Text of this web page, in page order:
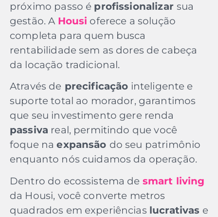
próximo passo é profissionalizar sua
gestão. A Housi oferece a solução
completa para quem busca
rentabilidade sem as dores de cabeça
da locação tradicional.
Através de precificação inteligente e
suporte total ao morador, garantimos
que seu investimento gere renda
passiva real, permitindo que você
foque naexpansão do seu patrimônio
enquanto nós cuidamos da operação.
Dentro do ecossistema de smart living
da Housi, você converte metros
quadrados em experiências lucrativas e